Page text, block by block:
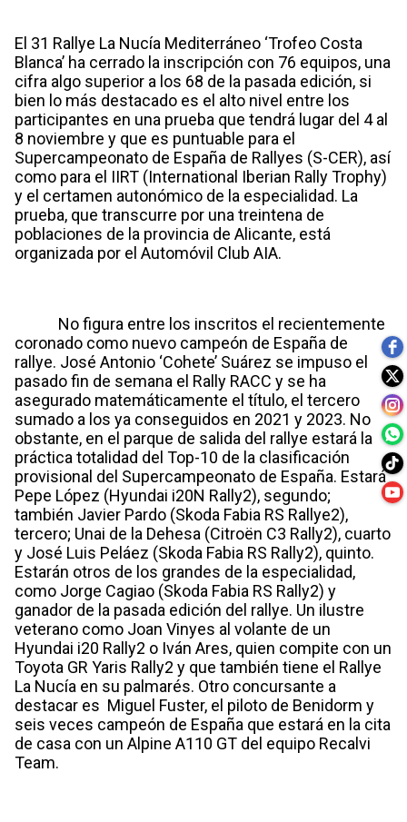
El 31 Rallye La Nucía Mediterráneo ‘Trofeo Costa
Blanca’ ha cerrado la inscripción con 76 equipos, una
cifra algo superior a los 68 de la pasada edición, si
bien lo más destacado es el alto nivel entre los
participantes en una prueba que tendrá lugar del 4 al
8 noviembre y que es puntuable para el
Supercampeonato de España de Rallyes (S-CER), así
como para el IIRT (International Iberian Rally Trophy)
y el certamen autonómico de la especialidad. La
prueba, que transcurre por una treintena de
poblaciones de la provincia de Alicante, está
organizada por el Automóvil Club AIA.
No figura entre los inscritos el recientemente
coronado como nuevo campeón de España de
rallye. José Antonio ‘Cohete’ Suárez se impuso el
pasado fin de semana el Rally RACC y se ha
asegurado matemáticamente el título, el tercero
sumado a los ya conseguidos en 2021 y 2023. No
obstante, en el parque de salida del rallye estará la
práctica totalidad del Top-10 de la clasificación
provisional del Supercampeonato de España. Estará
Pepe López (Hyundai i20N Rally2), segundo;
también Javier Pardo (Skoda Fabia RS Rallye2),
tercero; Unai de la Dehesa (Citroën C3 Rally2), cuarto
y José Luis Peláez (Skoda Fabia RS Rally2), quinto.
Estarán otros de los grandes de la especialidad,
como Jorge Cagiao (Skoda Fabia RS Rally2) y
ganador de la pasada edición del rallye. Un ilustre
veterano como Joan Vinyes al volante de un
Hyundai i20 Rally2 o Iván Ares, quien compite con un
Toyota GR Yaris Rally2 y que también tiene el Rallye
La Nucía en su palmarés. Otro concursante a
destacar es Miguel Fuster, el piloto de Benidorm y
seis veces campeón de España que estará en la cita
de casa con un Alpine A110 GT del equipo Recalvi
Team.